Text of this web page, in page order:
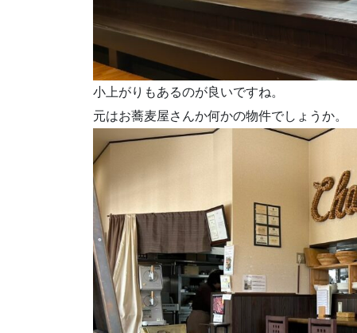
小上がりもあるのが良いですね。
元はお蕎麦屋さんか何かの物件でしょうか。